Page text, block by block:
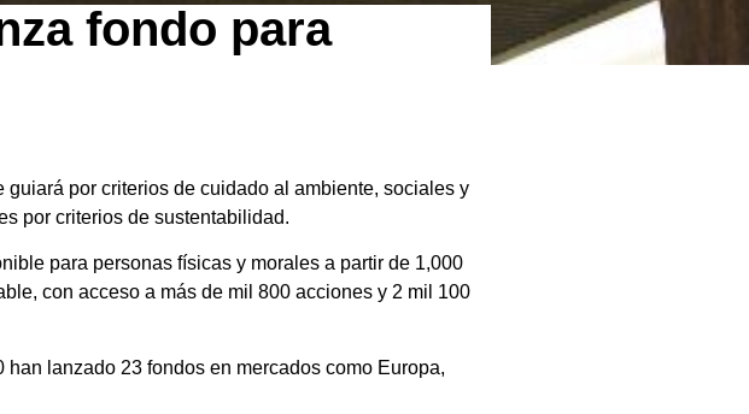
fondo para
por criterios de cuidado al ambiente, sociales y
por criterios de sustentabilidad.
para personas físicas y morales a partir de 1,000
con acceso a más de mil 800 acciones y 2 mil 100
lanzado 23 fondos en mercados como Europa,